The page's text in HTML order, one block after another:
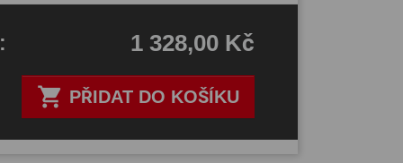
 PŘIDAT DO KOŠÍKU
: 1 328,00 Kč